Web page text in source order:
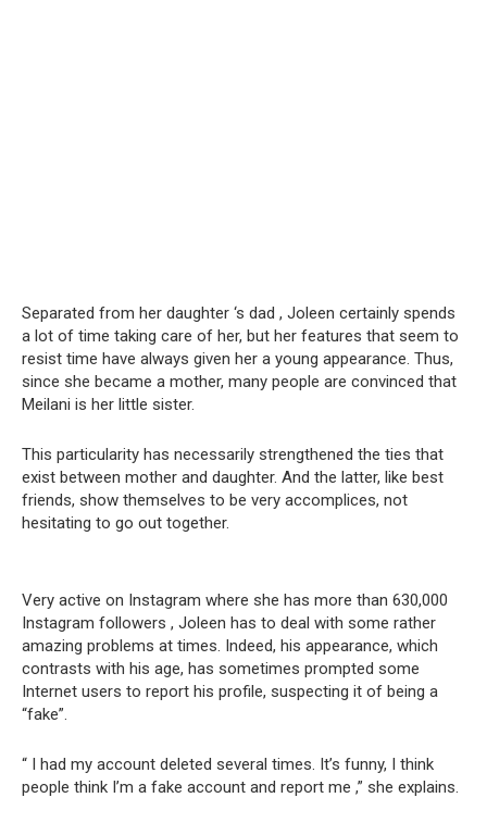
Separated from her daughter ‘s dad , Joleen certainly spends
a lot of time taking care of her, but her features that seem to
resist time have always given her a young appearance. Thus,
since she became a mother, many people are convinced that
Meilani is her little sister.
This particularity has necessarily strengthened the ties that
exist between mother and daughter. And the latter, like best
friends, show themselves to be very accomplices, not
hesitating to go out together.
Very active on Instagram where she has more than 630,000
Instagram followers , Joleen has to deal with some rather
amazing problems at times. Indeed, his appearance, which
contrasts with his age, has sometimes prompted some
Internet users to report his profile, suspecting it of being a
“fake”.
“ I had my account deleted several times. It’s funny, I think
people think I’m a fake account and report me ,” she explains.